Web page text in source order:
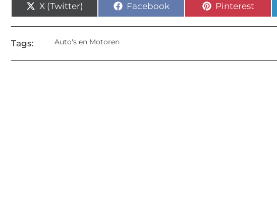
X (Twitter) Facebook Pinterest
Tags: Auto's en Motoren